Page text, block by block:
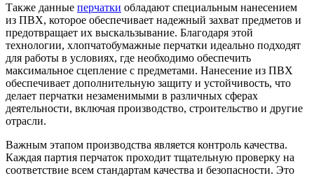
Также данные перчатки обладают специальным нанесением
из ПВХ, которое обеспечивает надежный захват предметов и
предотвращает их выскальзывание. Благодаря этой
технологии, хлопчатобумажные перчатки идеально подходят
для работы в условиях, где необходимо обеспечить
максимальное сцепление с предметами. Нанесение из ПВХ
обеспечивает дополнительную защиту и устойчивость, что
делает перчатки незаменимыми в различных сферах
деятельности, включая производство, строительство и другие
отрасли.
Важным этапом производства является контроль качества.
Каждая партия перчаток проходит тщательную проверку на
соответствие всем стандартам качества и безопасности. Это